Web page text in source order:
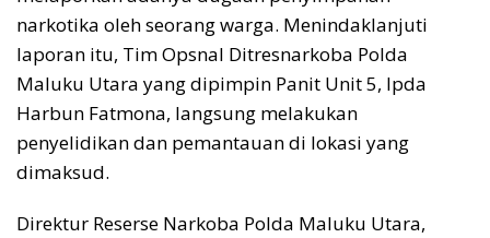
narkotika oleh seorang warga. Menindaklanjuti
laporan itu, Tim Opsnal Ditresnarkoba Polda
Maluku Utara yang dipimpin Panit Unit 5, Ipda
Harbun Fatmona, langsung melakukan
penyelidikan dan pemantauan di lokasi yang
dimaksud.
Direktur Reserse Narkoba Polda Maluku Utara,